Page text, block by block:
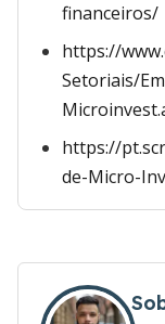
financeiros/
https://
Setoriais/
https://
de-Micro-